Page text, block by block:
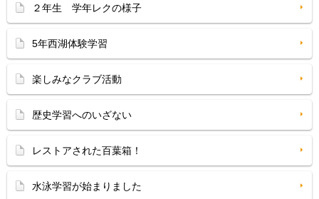
２年生 学年レクの様子
5年西湖体験学習
楽しみなクラブ活動
歴史学習へのいざない
レストアされた百葉箱！
水泳学習が始まりました